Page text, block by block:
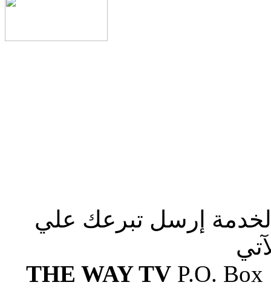
إرسل تبرعك علي
THE WAY TVP.O. Box